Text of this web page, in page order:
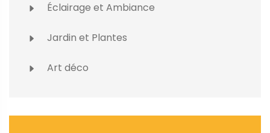
Éclairage et Ambiance
Jardin et Plantes
Art déco